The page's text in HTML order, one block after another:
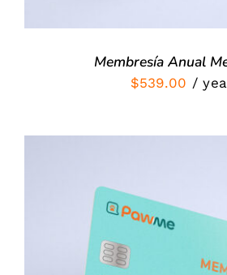
Membresía Anual
$539.00 /